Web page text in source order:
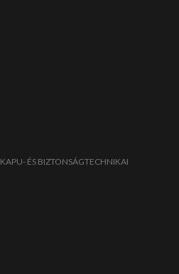
ÉS BIZTONSÁGTECHNIKAI